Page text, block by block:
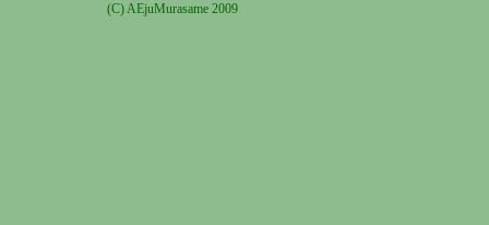
(C) AEjuMurasame 2009